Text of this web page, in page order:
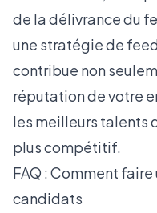
de la délivrance du
une stratégie de
contribue non
réputation de votre
les meilleurs talents
plus compétitif.
FAQ : Comment
candidats